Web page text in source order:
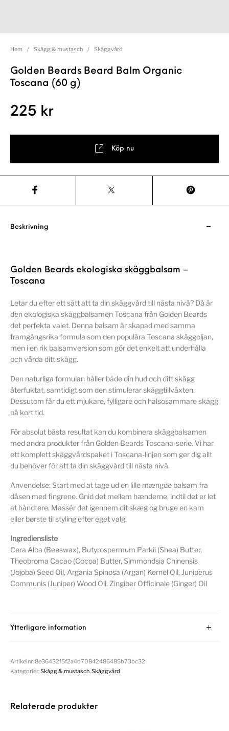
Hem / Skägg & mustasch / Skäggvård
Golden Beards Beard Balm Organic
Toscana (60 g)
225 kr
Köp nu
Beskrivning
Golden Beards ekologiska skäggbalsam –
Toscana
Letar du efter ett sätt att ta din skäggvård till nästa nivå? Då är
den ekologiska skäggbalsamen Toscana från Golden Beards
det perfekta valet. Denna balsam är skapad med samma
framgångsrika formula som den populära Toscana skäggoljan,
men i en rik balsamversion som gör det enkelt att underhålla
och vårda ditt skägg.
Den naturliga formulan håller både din hud och ditt skägg
återfuktat, samtidigt som den stimulerar skäggtillväxten.
Dessutom får du ett mjukare, fylligare och hälsosammare skägg
på kort tid.
För absolut bästa resultat kan du kombinera skäggbalsamen
med andra produkter från Golden Beards Toscana-serie. Vi har
ett komplett skäggvårdspaket i Toscana-linjen som ger dig allt
du behöver för att ta din skäggvård till nästa nivå.
Anvendelse: Start med at tage ud en lille mængde balsam fra
dåsen med fingrene. Gnid det mellem hænderne, indtil det er let
at håndtere. Massér det igennem dit skæg og bruge en kam
eller børste til styling efter eget valg.
Ingrediensliste
Cera Alba (Beeswax), Butyrospermum Parkii (Shea) Butter,
Theobroma Cacao (Cocoa) Butter, Simmondsia Chinensis
(Jojoba) Seed Oil, Argania Spinosa (Argan) Kernel Oil, Juniperus
Communis (Juniper) Wood Oil, Zingiber Officinale (Ginger) Oil
Ytterligare information
Artikelnr:8e36432f5f2a4d70842486485b73bc32
Kategorier:Skägg & mustasch ,Skäggvård
Relaterade produkter